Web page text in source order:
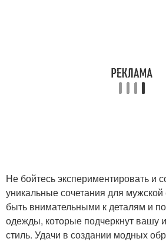
Не бойтесь экспериментировать и
уникальные сочетания для
быть внимательными к деталям и
одежды, которые подчеркнут вашу
стиль. Удачи в создании модных